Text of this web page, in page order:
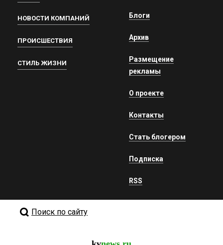
НОВОСТИ КОМПАНИЙ
ПРОИСШЕСТВИЯ
СТИЛЬ ЖИЗНИ
Блоги
Архив
Размещение
рекламы
О проекте
Контакты
Стать блогером
Подписка
RSS
Поиск по сайту